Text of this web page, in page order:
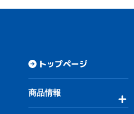
トップページ
商品情報